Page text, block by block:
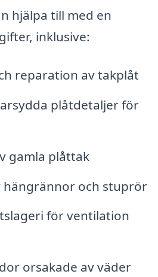
hjälpa till med en
inklusive:
reparation av takplåt
plåtdetaljer för
gamla plåttak
hängrännor och stuprör
för ventilation
orsakade av väder